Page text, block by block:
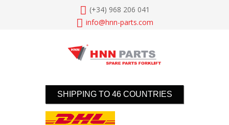
(+34) 968 206 041
info@hnn-parts.com
SHIPPING TO 46 COUNTRIES